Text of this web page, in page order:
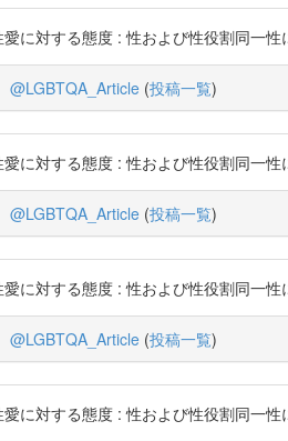
愛に対する態度 : 性および性役割同
@LGBTQA_Article (投稿一覧)
愛に対する態度 : 性および性役割同
@LGBTQA_Article (投稿一覧)
愛に対する態度 : 性および性役割同
@LGBTQA_Article (投稿一覧)
愛に対する態度 : 性および性役割同